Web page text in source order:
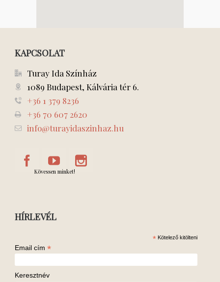
KAPCSOLAT
Turay Ida Színház
1089 Budapest, Kálvária tér 6.
+36 1 379 8236
+36 70 607 2620
info@turayidaszinhaz.hu
Kövessen minket!
HÍRLEVÉL
* Kötelező kitölteni
Email cím *
Keresztnév